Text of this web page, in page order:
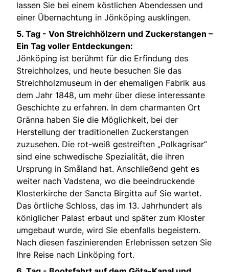
lassen Sie bei einem köstlichen Abendessen und
einer Übernachtung in Jönköping ausklingen.
5. Tag - Von Streichhölzern und Zuckerstangen –
Ein Tag voller Entdeckungen:
Jönköping ist berühmt für die Erfindung des
Streichholzes, und heute besuchen Sie das
Streichholzmuseum in der ehemaligen Fabrik aus
dem Jahr 1848, um mehr über diese interessante
Geschichte zu erfahren. In dem charmanten Ort
Gränna haben Sie die Möglichkeit, bei der
Herstellung der traditionellen Zuckerstangen
zuzusehen. Die rot-weiß gestreiften „Polkagrisar“
sind eine schwedische Spezialität, die ihren
Ursprung in Småland hat. Anschließend geht es
weiter nach Vadstena, wo die beeindruckende
Klosterkirche der Sancta Birgitta auf Sie wartet.
Das örtliche Schloss, das im 13. Jahrhundert als
königlicher Palast erbaut und später zum Kloster
umgebaut wurde, wird Sie ebenfalls begeistern.
Nach diesen faszinierenden Erlebnissen setzen Sie
Ihre Reise nach Linköping fort.